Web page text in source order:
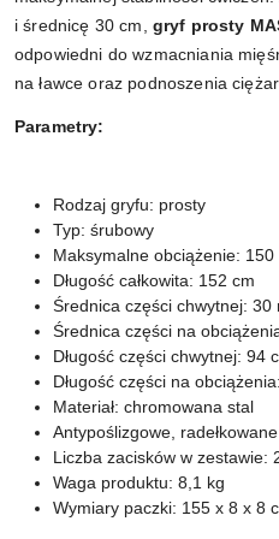
i średnicę 30 cm, gryf prosty
odpowiedni do wzmacniania
na ławce oraz podnoszenia
Parametry:
Rodzaj gryfu: prosty
Typ: śrubowy
Maksymalne obciążenie: 150
Długość całkowita: 152 cm
Średnica części chwytnej: 30
Średnica części na
Długość części chwytnej: 94
Długość części na
Materiał: chromowana stal
Antypoślizgowe,
Liczba zacisków w zestawie:
Waga produktu: 8,1 kg
Wymiary paczki: 155 x 8 x 8